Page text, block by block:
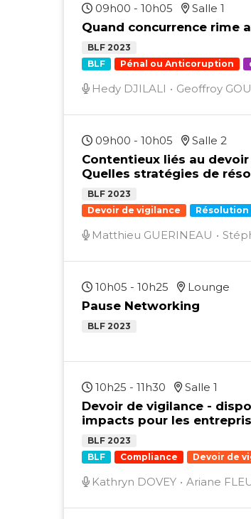
09h00 - 10h05 Salle 1
Quand concurrence rime
BLF 2023
BLF
Pénal ou Anticoruption
Hedy DJILALI Geoffroy
09h00 - 10h05 Salle 2
Contentieux liés au
Quelles stratégies de
BLF 2023
Devoir de vigilance
Matthieu GUERINEAU
10h05 - 10h25 Lounge
Pause Networking
BLF 2023
10h25 - 11h30 Salle 1
Devoir de vigilance -
impacts pour les
BLF 2023
BLF
Compliance Devoir de
Kathryn DOVEY Ariane